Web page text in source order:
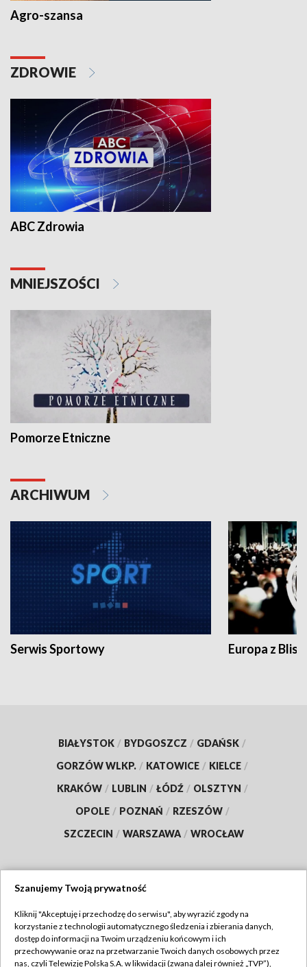
Agro-szansa
ZDROWIE
ABC Zdrowia
MNIEJSZOŚCI
Pomorze Etniczne
ARCHIWUM
Serwis Sportowy Europa z
BIAŁYSTOK / BYDGOSZCZ / GDAŃSK /
GORZÓW WLKP. / KATOWICE / KIELCE /
KRAKÓW / LUBLIN / ŁÓDŹ / OLSZTYN /
OPOLE / POZNAŃ / RZESZÓW /
SZCZECIN / WARSZAWA / WROCŁAW
TVP
Abonament TVP
Regulamin TVP
Szanujemy Twoją prywatność
Kliknij "Akceptuję i przechodzę do serwisu", aby wyrazić zgody na
korzystanie z technologii automatycznego śledzenia i zbierania danych,
dostęp do informacji na Twoim urządzeniu końcowym i ich
przechowywanie oraz na przetwarzanie Twoich danych osobowych przez
nas, czyli Telewizję Polską S.A. w likwidacji (zwaną dalej również „TVP”),